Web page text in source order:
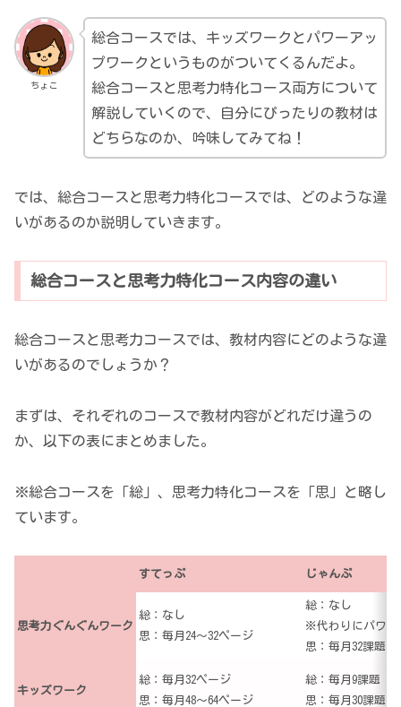
ちょこ
総合コースでは、キッズワークとパワーアッ
プワークというものがついてくるんだよ。
総合コースと思考力特化コース両方について
解説していくので、自分にぴったりの教材は
どちらなのか、吟味してみてね！
では、総合コースと思考力特化コースでは、どのような違
いがあるのか説明していきます。
総合コースと思考力特化コース内容の違い
総合コースと思考力コースでは、教材内容にどのような違
いがあるのでしょうか？
まずは、それぞれのコースで教材内容がどれだけ違うの
か、以下の表にまとめました。
※総合コースを「総」、思考力特化コースを「思」と略し
ています。
すてっぷ じゃんぷ
思考力ぐんぐんワーク
総：なし
思：毎月24～32ページ
総：なし
※代わりにパワー
思：毎月32課題
キッズワーク
総：毎月32ページ
思：毎月48～64ページ
総：毎月9課題
思：毎月30課題